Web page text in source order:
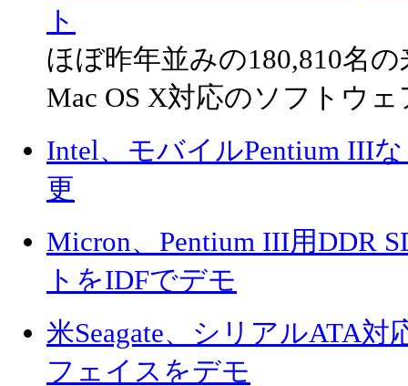
ト
ほぼ昨年並みの180,810名
Mac OS X対応のソフトウ
Intel、モバイルPentium III
更
Micron、Pentium III用DDR
トをIDFでデモ
米Seagate、シリアルATA
フェイスをデモ